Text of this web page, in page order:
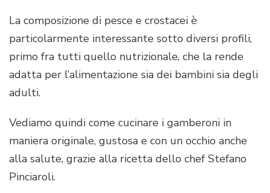
La composizione di pesce e crostacei è
particolarmente interessante sotto diversi profili,
primo fra tutti quello nutrizionale, che la rende
adatta per l’alimentazione sia dei bambini sia degli
adulti.
Vediamo quindi come cucinare i gamberoni in
maniera originale, gustosa e con un occhio anche
alla salute, grazie alla ricetta dello chef Stefano
Pinciaroli.